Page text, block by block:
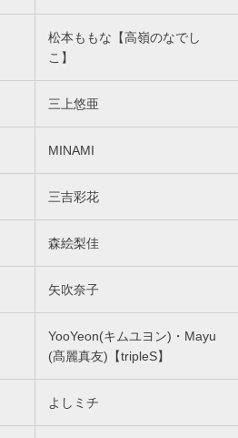
松本ももな【高嶺のなでし
こ】
三上悠亜
MINAMI
三吉彩花
森絵梨佳
矢吹奈子
YooYeon(キムユヨン)・Mayu
(髙麗真友)【tripleS】
よしミチ